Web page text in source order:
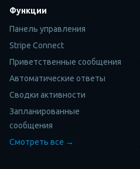
Функции
Панель управления
Stripe Connect
Приветственные сообщения
Автоматические ответы
Сводки активности
Запланированные
сообщения
Смотреть все →